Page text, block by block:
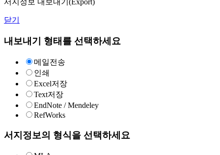
서지정보 내보내기(Export)
닫기
내보내기 형태를 선택하세요
메일전송
인쇄
Excel저장
Text저장
EndNote / Mendeley
RefWorks
서지정보의 형식을 선택하세요